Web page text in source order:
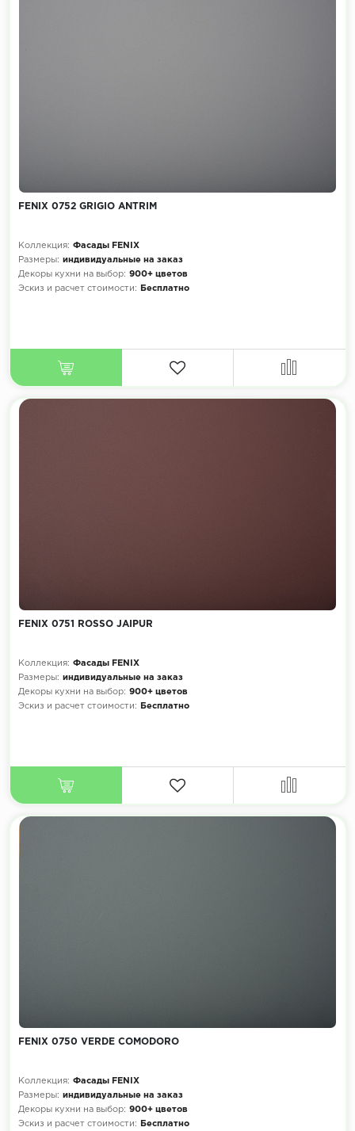
FENIX 0752 GRIGIO ANTRIM
Коллекция: Фасады FENIX
Размеры: индивидуальные на заказ
Декоры кухни на выбор: 900+ цветов
Эскиз и расчет стоимости:
Бесплатно
FENIX 0751 ROSSO JAIPUR
Коллекция: Фасады FENIX
Размеры: индивидуальные на заказ
Декоры кухни на выбор: 900+ цветов
Эскиз и расчет стоимости:
Бесплатно
FENIX 0750 VERDE COMODORO
Коллекция: Фасады FENIX
Размеры: индивидуальные на заказ
Декоры кухни на выбор: 900+ цветов
Эскиз и расчет стоимости:
Бесплатно